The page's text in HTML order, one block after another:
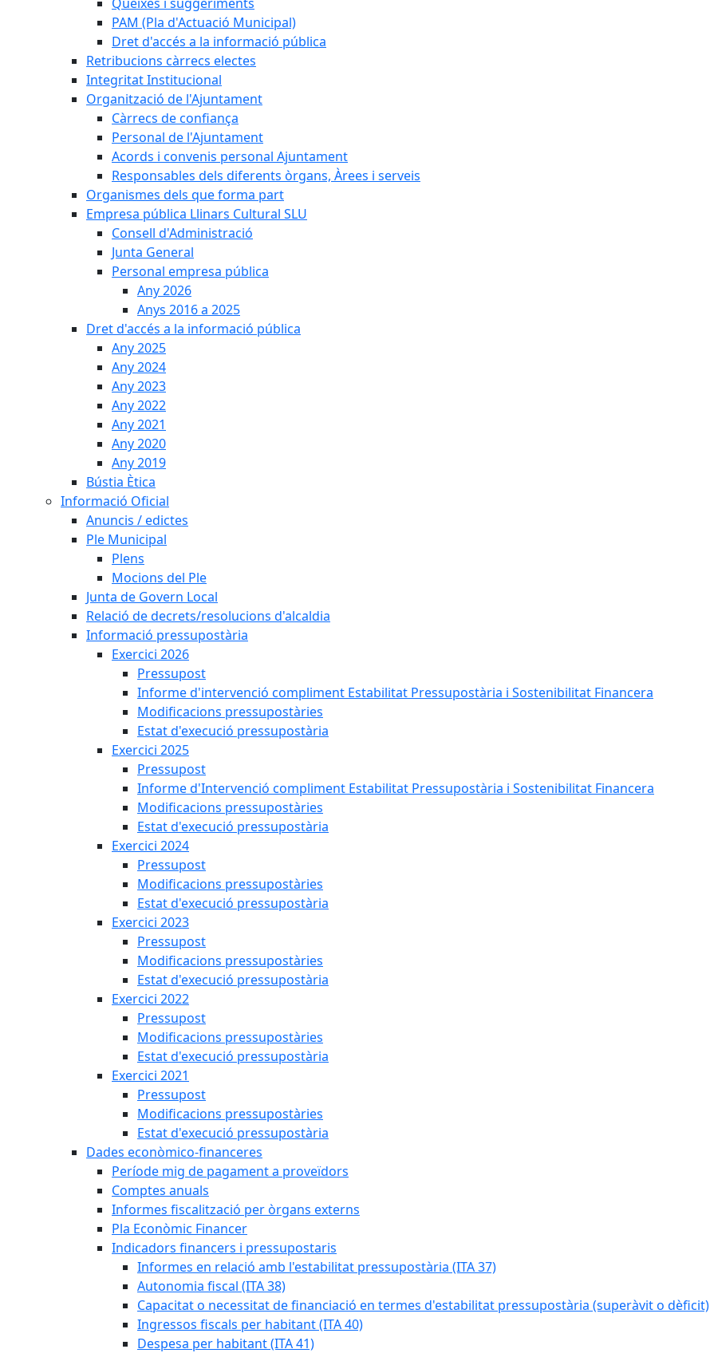
PAM (Pla d'Actuació Municipal)
Dret d'accés a la informació pública
Retribucions càrrecs electes
Integritat Institucional
Organització de l'Ajuntament
Càrrecs de confiança
Personal de l'Ajuntament
Acords i convenis personal Ajuntament
Responsables dels diferents òrgans, Àrees i serveis
Organismes dels que forma part
Empresa pública Llinars Cultural SLU
Consell d'Administració
Junta General
Personal empresa pública
Any 2026
Anys 2016 a 2025
Dret d'accés a la informació pública
Any 2025
Any 2024
Any 2023
Any 2022
Any 2021
Any 2020
Any 2019
Bústia Ètica
Informació Oficial
Anuncis / edictes
Ple Municipal
Plens
Mocions del Ple
Junta de Govern Local
Relació de decrets/resolucions d'alcaldia
Informació pressupostària
Exercici 2026
Pressupost
Informe d'intervenció compliment Estabilitat Pressupostària i Sostenibilitat Financera
Modificacions pressupostàries
Estat d'execució pressupostària
Exercici 2025
Pressupost
Informe d'Intervenció compliment Estabilitat Pressupostària i Sostenibilitat Financera
Modificacions pressupostàries
Estat d'execució pressupostària
Exercici 2024
Pressupost
Modificacions pressupostàries
Estat d'execució pressupostària
Exercici 2023
Pressupost
Modificacions pressupostàries
Estat d'execució pressupostària
Exercici 2022
Pressupost
Modificacions pressupostàries
Estat d'execució pressupostària
Exercici 2021
Pressupost
Modificacions pressupostàries
Estat d'execució pressupostària
Dades econòmico-financeres
Període mig de pagament a proveïdors
Comptes anuals
Informes fiscalització per òrgans externs
Pla Econòmic Financer
Indicadors financers i pressupostaris
Informes en relació amb l'estabilitat pressupostària (ITA 37)
Autonomia fiscal (ITA 38)
Capacitat o necessitat de financiació en termes d'estabilitat pressupostària (superàvit o dèficit)
Ingressos fiscals per habitant (ITA 40)
Despesa per habitant (ITA 41)